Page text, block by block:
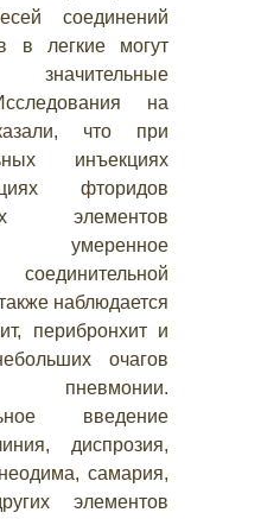
соединений
в легкие могут
значительные
на
что при
инъекциях
фторидов
элементов
умеренное
наблюдается
перибронхит и
очагов
введение
диспрозия,
самария,
элементов